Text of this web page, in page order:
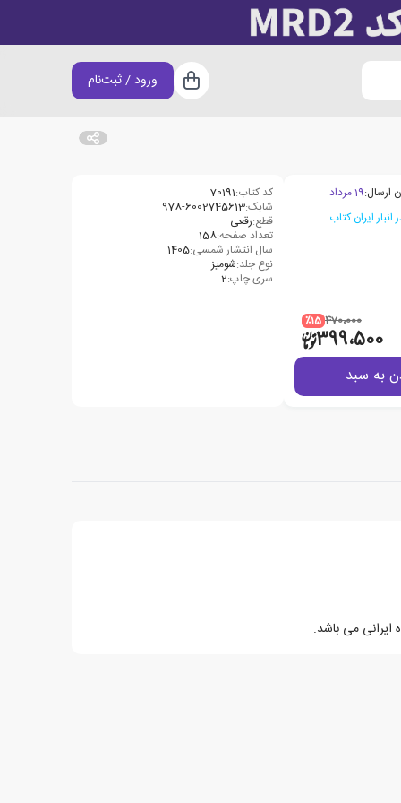
سبد خرید
ورود / ثبت‌نام
ارسال:19 مرداد
470،000 ٪15
399،500
به سبد
کد کتاب:70191
شابک:978-6002745613
قطع:رقعی
تعداد صفحه:158
سال انتشار شمسی:1405
نوع جلد:شومیز
سری چاپ:2